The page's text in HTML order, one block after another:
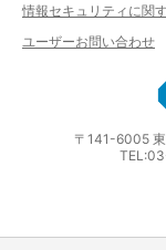
情報セキュリティに関
ユーザーお問い合わせ
〒141-6005